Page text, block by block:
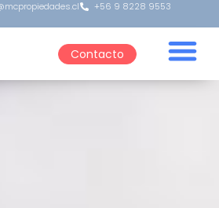
+56 9 8228 9553
Contacto